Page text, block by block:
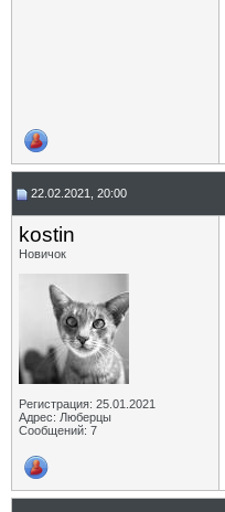
22.02.2021, 20:00
kostin
Новичок
Регистрация: 25.01.2021
Адрес: Люберцы
Сообщений: 7